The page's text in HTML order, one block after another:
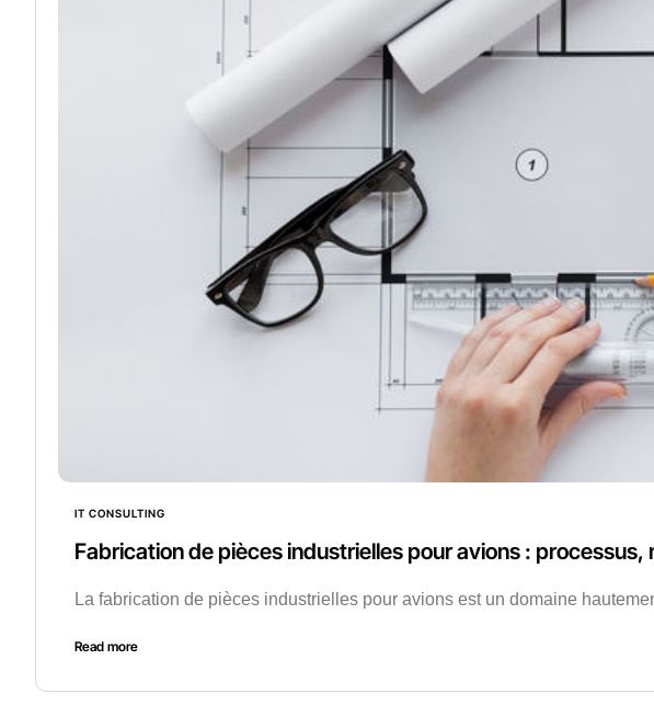
IT CONSULTING
Fabrication de pièces industrielles pour avions :
La fabrication de pièces industrielles pour avions est un domaine
Read more